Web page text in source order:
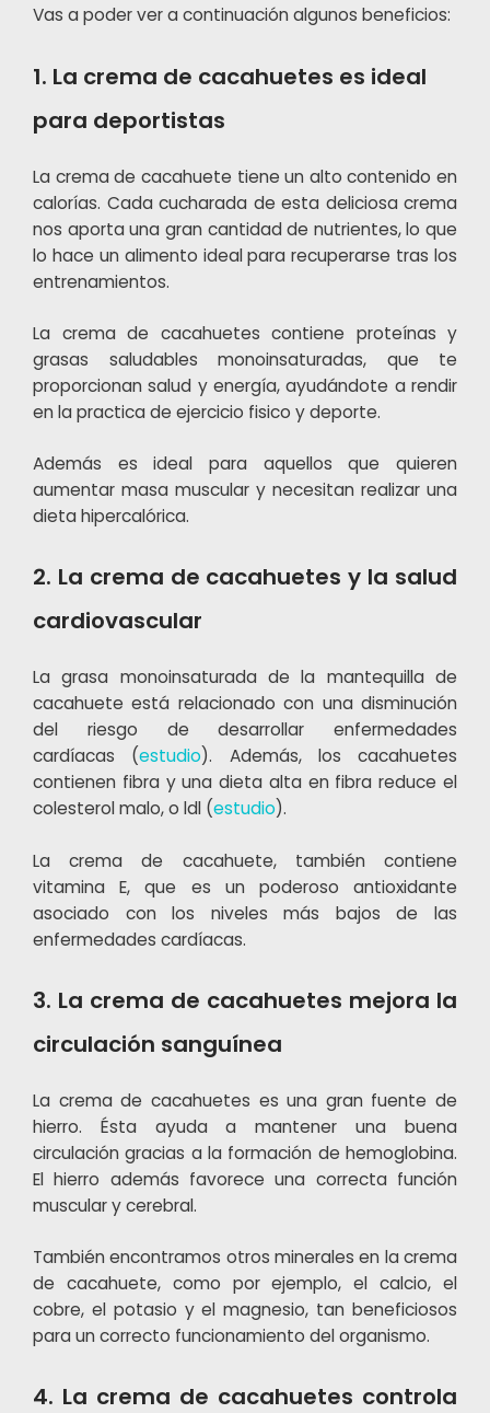
Vas a poder ver a continuación algunos beneficios:
1. La crema de cacahuetes es ideal
para deportistas
La crema de cacahuete tiene un alto contenido en
calorías. Cada cucharada de esta deliciosa crema
nos aporta una gran cantidad de nutrientes, lo que
lo hace un alimento ideal para recuperarse tras los
entrenamientos.
La crema de cacahuetes contiene proteínas y
grasas saludables monoinsaturadas, que te
proporcionan salud y energía, ayudándote a rendir
en la practica de ejercicio fisico y deporte.
Además es ideal para aquellos que quieren
aumentar masa muscular y necesitan realizar una
dieta hipercalórica.
2. La crema de cacahuetes y la salud
cardiovascular
La grasa monoinsaturada de la mantequilla de
cacahuete está relacionado con una disminución
del riesgo de desarrollar enfermedades
cardíacas (estudio). Además, los cacahuetes
contienen fibra y una dieta alta en fibra reduce el
colesterol malo, o ldl (estudio).
La crema de cacahuete, también contiene
vitamina E, que es un poderoso antioxidante
asociado con los niveles más bajos de las
enfermedades cardíacas.
3. La crema de cacahuetes mejora la
circulación sanguínea
La crema de cacahuetes es una gran fuente de
hierro. Ésta ayuda a mantener una buena
circulación gracias a la formación de hemoglobina.
El hierro además favorece una correcta función
muscular y cerebral.
También encontramos otros minerales en la crema
de cacahuete, como por ejemplo, el calcio, el
cobre, el potasio y el magnesio, tan beneficiosos
para un correcto funcionamiento del organismo.
4. La crema de cacahuetes controla